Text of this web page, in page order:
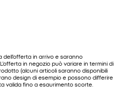
dell'offerta in arrivo e saranno
in negozio può variare in termini di
(alcuni articoli saranno disponibili
design di esempio e possono differire
valida fino a esaurimento scorte.